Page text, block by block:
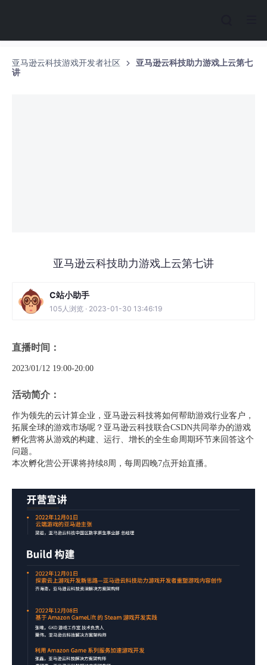
亚马逊云科技游戏开发者社区
亚马逊云科技助力游戏上云第七
讲
亚马逊云科技助力游戏上云第七讲
C站小助手
105人浏览 · 2023-01-30 13:46:19
直播时间：
2023/01/12 19:00-20:00
活动简介：
作为领先的云计算企业，亚马逊云科技将如何帮助游戏行业客户，
拓展全球的游戏市场呢？亚马逊云科技联合CSDN共同举办的游戏
孵化营将从游戏的构建、运行、增长的全生命周期环节来回答这个
问题。
本次孵化营公开课将持续8周，每周四晚7点开始直播。